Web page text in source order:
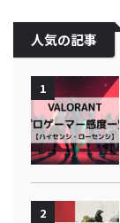
人気の記事
1
2